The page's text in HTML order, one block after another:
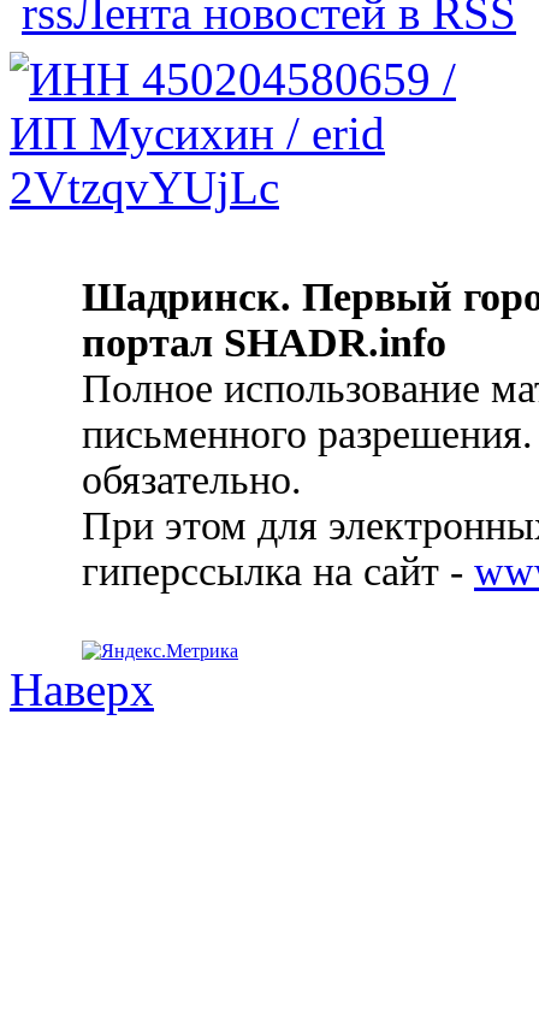
Лента новостей в RSS
Шадринск. Первый
портал SHADR.info
Полное использование
письменного
обязательно.
При этом для
гиперссылка на сайт -
Наверх